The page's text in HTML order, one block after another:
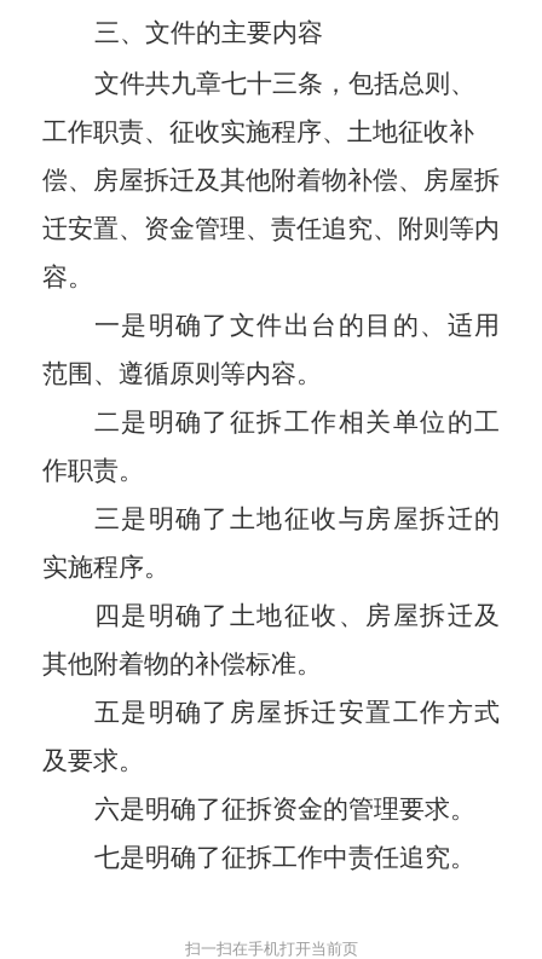
三、文件的主要内容
文件共九章七十三条，包括总则、
工作职责、征收实施程序、土地征收补
偿、房屋拆迁及其他附着物补偿、房屋拆
迁安置、资金管理、责任追究、附则等内
容。
一是明确了文件出台的目的、适用
范围、遵循原则等内容。
二是明确了征拆工作相关单位的工
作职责。
三是明确了土地征收与房屋拆迁的
实施程序。
四是明确了土地征收、房屋拆迁及
其他附着物的补偿标准。
五是明确了房屋拆迁安置工作方式
及要求。
六是明确了征拆资金的管理要求。
七是明确了征拆工作中责任追究。
扫一扫在手机打开当前页